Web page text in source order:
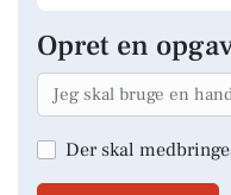
Opret en
Der skal